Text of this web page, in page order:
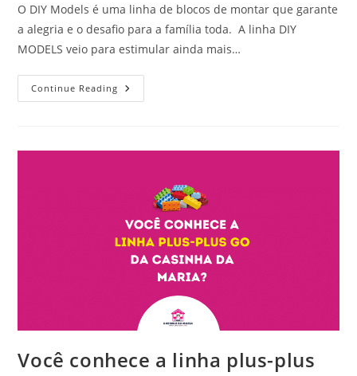
O DIY Models é uma linha de blocos de montar que garante
a alegria e o desafio para a família toda. A linha DIY
MODELS veio para estimular ainda mais…
Continue Reading Se
Liga
Mais
Brinquedo!
Você conhece a linha plus-plus